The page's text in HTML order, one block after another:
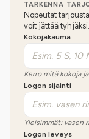
TARKENNA
Nopeutat
voit jättää tyhjäksi.
Kokojakauma
Kerro mitä kokoja
Logon sijainti
Yleisimmät: vasen
Logon leveys